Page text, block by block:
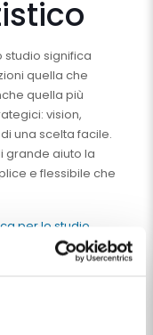
studio significa
quella che
quella più
vision,
una scelta facile.
grande aiuto la
e flessibile che
per lo studio